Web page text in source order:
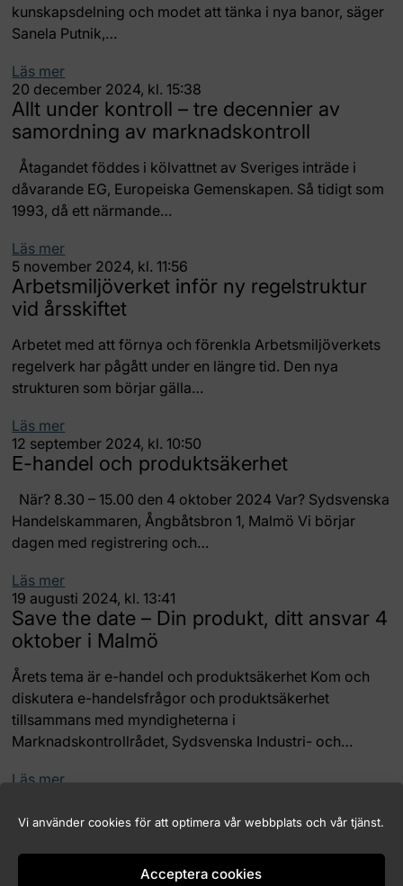
Vi använder cookies för att optimera vår webbplats och vår tjänst.
Acceptera cookies
kunskapsdelning och modet att tänka i nya banor, säger
Sanela Putnik,…
Läs mer
20 december 2024, kl. 15:38
Allt under kontroll – tre decennier av
samordning av marknadskontroll
Åtagandet föddes i kölvattnet av Sveriges inträde i
dåvarande EG, Europeiska Gemenskapen. Så tidigt som
1993, då ett närmande…
Läs mer
5 november 2024, kl. 11:56
Arbetsmiljöverket inför ny regelstruktur
vid årsskiftet
Arbetet med att förnya och förenkla Arbetsmiljöverkets
regelverk har pågått under en längre tid. Den nya
strukturen som börjar gälla…
Läs mer
12 september 2024, kl. 10:50
E-handel och produktsäkerhet
När? 8.30 – 15.00 den 4 oktober 2024 Var? Sydsvenska
Handelskammaren, Ångbåtsbron 1, Malmö Vi börjar
dagen med registrering och…
Läs mer
19 augusti 2024, kl. 13:41
Save the date – Din produkt, ditt ansvar 4
oktober i Malmö
Årets tema är e-handel och produktsäkerhet Kom och
diskutera e-handelsfrågor och produktsäkerhet
tillsammans med myndigheterna i
Marknadskontrollrådet, Sydsvenska Industri- och…
Läs mer